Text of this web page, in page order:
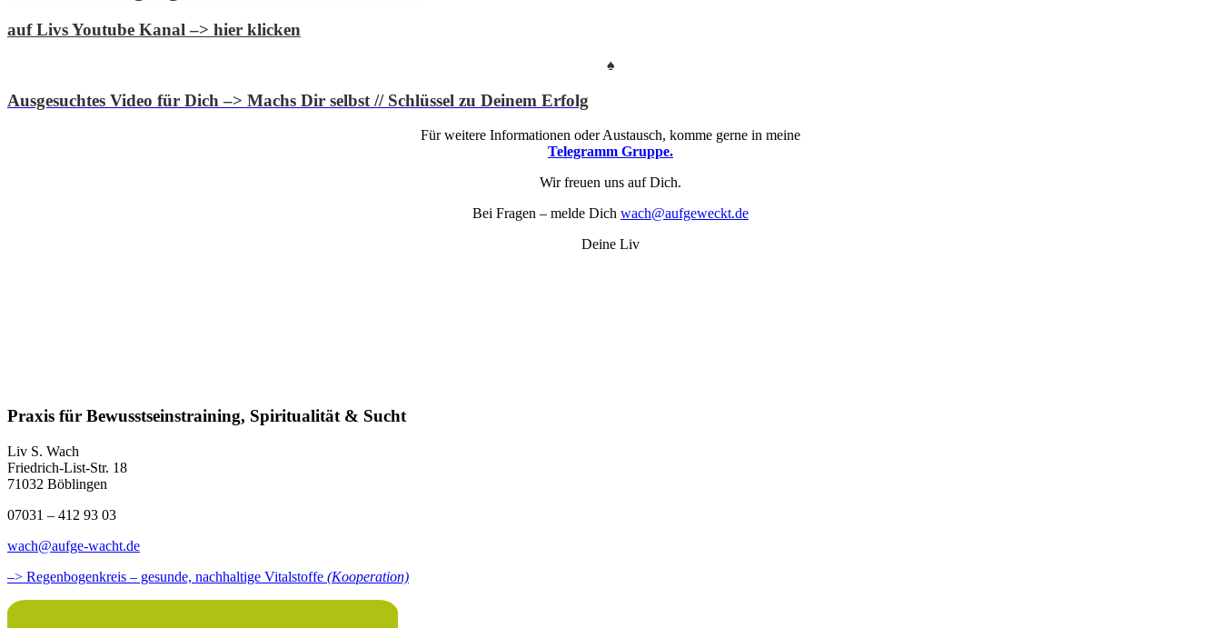
auf Livs Youtube Kanal –> hier klicken
♠
Ausgesuchtes Video für Dich –> Machs Dir selbst // Schlüssel zu Deinem Erfolg
Für weitere Informationen oder Austausch, komme gerne in meine
Telegramm Gruppe.
Wir freuen uns auf Dich.
Bei Fragen – melde Dich wach@aufgeweckt.de
Deine Liv
Praxis für Bewusstseinstraining, Spiritualität & Sucht
Liv S. Wach
Friedrich-List-Str. 18
71032 Böblingen
07031 – 412 93 03
wach@aufge-wacht.de
–> Regenbogenkreis – gesunde, nachhaltige Vitalstoffe (Kooperation)